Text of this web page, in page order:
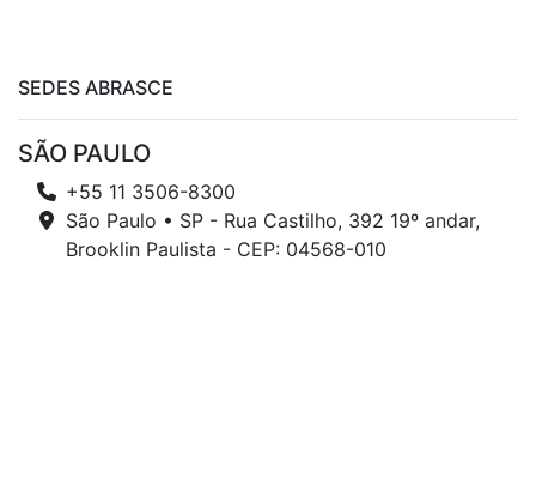
SEDES ABRASCE
SÃO PAULO
+55 11 3506-8300
São Paulo • SP - Rua Castilho, 392 19º andar,
Brooklin Paulista - CEP: 04568-010